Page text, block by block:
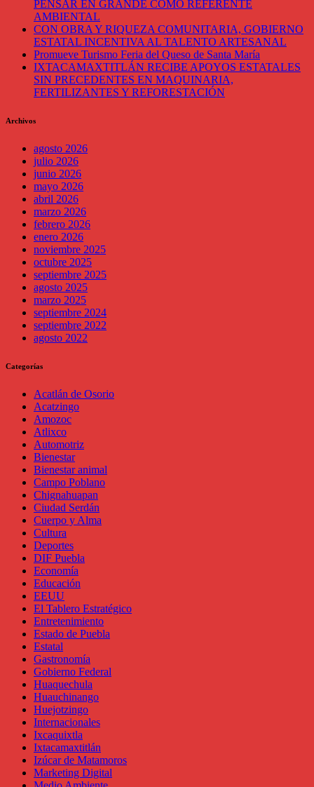
PENSAR EN GRANDE COMO REFERENTE
AMBIENTAL
CON OBRA Y RIQUEZA COMUNITARIA, GOBIERNO
ESTATAL INCENTIVA AL TALENTO ARTESANAL
Promueve Turismo Feria del Queso de Santa María
IXTACAMAXTITLÁN RECIBE APOYOS ESTATALES
SIN PRECEDENTES EN MAQUINARIA,
FERTILIZANTES Y REFORESTACIÓN
Archivos
agosto 2026
julio 2026
junio 2026
mayo 2026
abril 2026
marzo 2026
febrero 2026
enero 2026
noviembre 2025
octubre 2025
septiembre 2025
agosto 2025
marzo 2025
septiembre 2024
septiembre 2022
agosto 2022
Categorías
Acatlán de Osorio
Acatzingo
Amozoc
Atlixco
Automotriz
Bienestar
Bienestar animal
Campo Poblano
Chignahuapan
Ciudad Serdán
Cuerpo y Alma
Cultura
Deportes
DIF Puebla
Economía
Educación
EEUU
El Tablero Estratégico
Entretenimiento
Estado de Puebla
Estatal
Gastronomía
Gobierno Federal
Huaquechula
Huauchinango
Huejotzingo
Internacionales
Ixcaquixtla
Ixtacamaxtitlán
Izúcar de Matamoros
Marketing Digital